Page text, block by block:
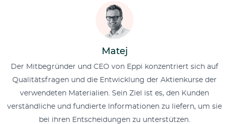
Matej
Der Mitbegründer und CEO von Eppi konzentriert sich auf
Qualitätsfragen und die Entwicklung der Aktienkurse der
verwendeten Materialien. Sein Ziel ist es, den Kunden
verständliche und fundierte Informationen zu liefern, um sie
bei ihren Entscheidungen zu unterstützen.